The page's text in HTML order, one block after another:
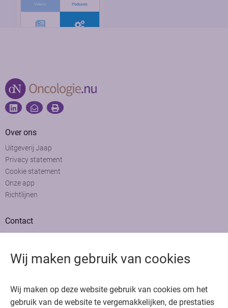
Wij maken gebruik van cookies
Wij maken op deze website gebruik van cookies om het
gebruik van de website te vergemakkelijken, de prestaties
Bedankt voor het bezoeken van Oncologie.nu
Krijg gratis toegang in 30 seconden of log in om verder te gaan
Over ons
Uitgeverij Jaap
Privacy statement
Cookie statement
Onze app
Richtlijnen
Contact
Adverteren